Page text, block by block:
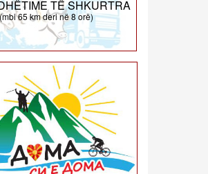
TË SHKURTRA
(mbi 65 km deri në 8 orë)